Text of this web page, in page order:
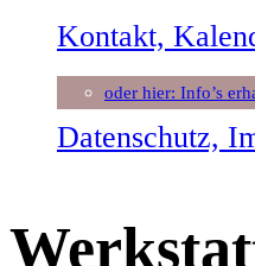
Kontakt,
oder hier: Info’s
Datenschutz,